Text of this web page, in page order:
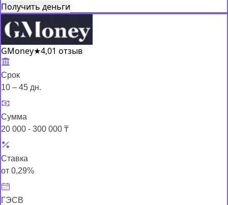
Получить деньги
GMoney★4,01 отзыв
Срок
10 – 45 дн.
Сумма
20 000 - 300 000 ₸
Ставка
от 0,29%
ГЭСВ